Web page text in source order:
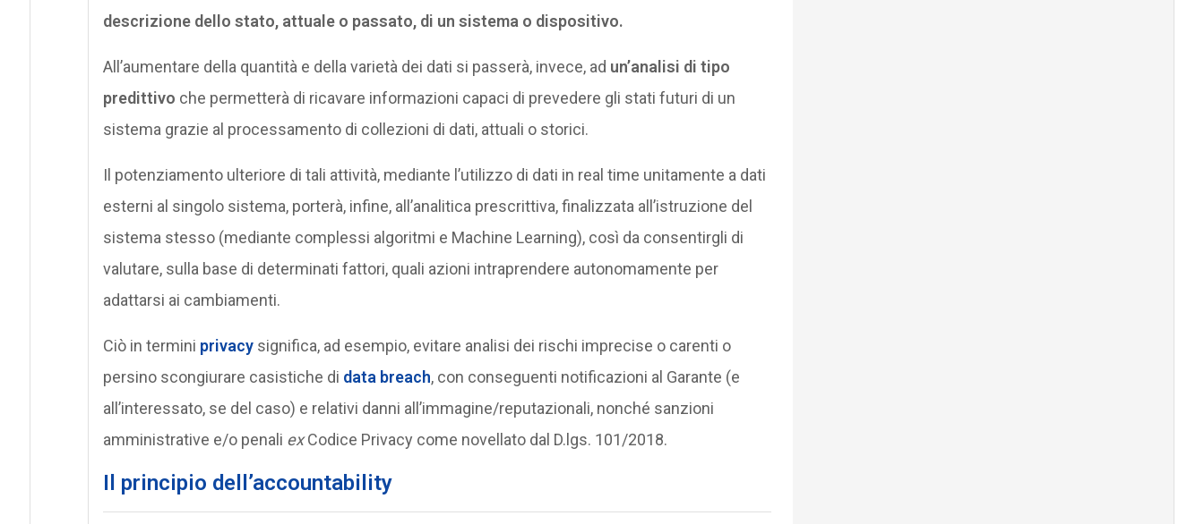
descrizione dello stato, attuale o passato, di un sistema o dispositivo.
All’aumentare della quantità e della varietà dei dati si passerà, invece, ad un’analisi di tipo
predittivo che permetterà di ricavare informazioni capaci di prevedere gli stati futuri di un
sistema grazie al processamento di collezioni di dati, attuali o storici.
Il potenziamento ulteriore di tali attività, mediante l’utilizzo di dati in real time unitamente a dati
esterni al singolo sistema, porterà, infine, all’analitica prescrittiva, finalizzata all’istruzione del
sistema stesso (mediante complessi algoritmi e Machine Learning), così da consentirgli di
valutare, sulla base di determinati fattori, quali azioni intraprendere autonomamente per
adattarsi ai cambiamenti.
Ciò in termini privacysignifica, ad esempio, evitare analisi dei rischi imprecise o carenti o
persino scongiurare casistiche di data breach, con conseguenti notificazioni al Garante (e
all’interessato, se del caso) e relativi danni all’immagine/reputazionali, nonché sanzioni
amministrative e/o penali exCodice Privacy come novellato dal D.lgs. 101/2018.
Il principio dell’accountability